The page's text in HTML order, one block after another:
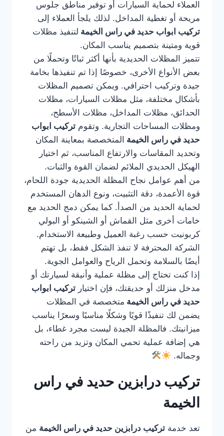
العملاء لحماية السيارات أو توفير مناطق جلوس
مريحة أو تغطية المداخل. لذلك يلجأ العملاء إلى
تركيب ابواب حديد في راس الخيمة لتنفيذ مظلات
قوية ومتينة بتصميم يناسب المكان.
تتميز المظلات الحديدية بأنها أكثر ثباتًا وتحملًا من
بعض الأنواع الأخرى، خصوصًا إذا تم تنفيذها بخامة
جيدة وتركيب احترافي. ويمكن تصميم المظلات
بأشكال مختلفة، مثل مظلات السيارات، مظلات
الحدائق، مظلات المداخل، مظلات الأسطح،
ومظلات المساحات التجارية. وتقوم تركيب ابواب
حديد في راس الخيمة المتخصصة بمعاينة المكان
وتحديد المقاسات والارتفاع المناسب، ثم اختيار
الهيكل الحديدي الملائم لضمان القوة والثبات.
من أهم عوامل نجاح المظلة الحديدية جودة اللحام،
قوة الأعمدة، دقة التثبيت، ونوع الدهان المستخدم
لحماية الحديد من الصدأ. كما يمكن دمج الحديد مع
خامات أخرى مثل القماش أو الشينكو أو البولي
كربونيت حسب رغبة العميل وطبيعة الاستخدام.
الشركة المحترفة لا تنفذ الشكل فقط، بل تهتم
أيضًا بالسلامة وتحمل الرياح والعوامل الجوية.
إذا كنت تحتاج إلى مظلة عملية وأنيقة لسيارتك أو
مدخل منزلك أو حديقتك، فإن اختيار تركيب ابواب
حديد في راس الخيمة متخصصة في المظلات
يضمن لك تنفيذًا قويًا وشكلًا مناسبًا وسعرًا يناسب
ميزانيتك. فالمظلة الجيدة ليست مجرد غطاء، بل
هي إضافة عملية تحمي المكان وتزيد من راحته
وجماله.
تركيب درابزين حديد في راس
الخيمة
تعد خدمة تركيب درابزين حديد في راس الخيمة من